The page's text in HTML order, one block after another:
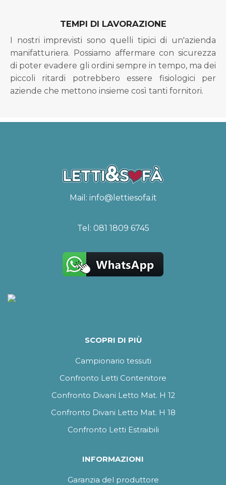
TEMPI DI LAVORAZIONE
I nostri imprevisti sono quelli tipici di un'azienda
manifatturiera. Possiamo affermare con sicurezza
di poter evadere gli ordini sempre in tempo, ma dei
piccoli ritardi potrebbero essere fisiologici per
aziende che mettono insieme così tanti fornitori.
Mail: info@lettiesofa.it
Tel: 081 1809 6745
SCOPRI DI PIÙ
Campionario tessuti
Confronto Letti Contenitore
Confronto Divani Letto Mat. H 12
Confronto Divani Letto Mat. H 18
Confronto Letti Estraibili
INFORMAZIONI
Garanzia del produttore